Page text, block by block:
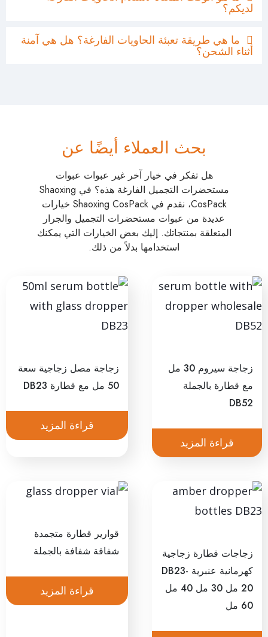
لديكم؟
ما هي طريقة تعبئة الحاويات الفارغة؟ هل هي آمنة
أثناء الشحن؟
بحث العملاء أيضًا عن
هل تفكر في خيار آخر غير عبوات عبوات
مستحضرات التجميل الفارغة هذه؟ في Shaoxing
CosPack، نقدم في Shaoxing CosPack خيارات
عديدة من عبوات مستحضرات التجميل والجرار
المتعلقة بمنتجاتك. إليك بعض الخيارات التي يمكنك
استخدامها بدلاً من ذلك.
زجاجة سيروم 30 مل
مع قطارة بالجملة
DB52
قراءة المزيد
زجاجة مصل زجاجية سعة
50 مل مع قطارة DB23
قراءة المزيد
زجاجات قطارة زجاجية
كهرمانية عنبرية DB23-
20 مل 30 مل 40 مل
60 مل
قوارير قطارة متجمدة
شفافة شفافة بالجملة
قراءة المزيد